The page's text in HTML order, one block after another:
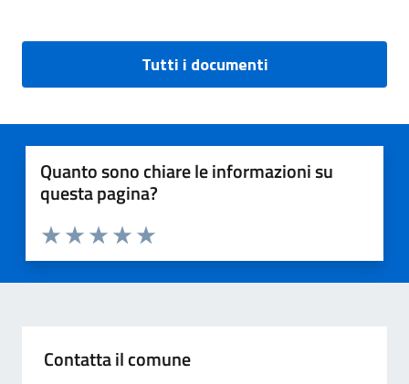
Tutti i documenti
Quanto sono chiare le informazioni su
questa pagina?
Valuta 5 stelle su 5
Valuta 4 stelle su 5
Valuta 3 stelle su 5
Valuta 2 stelle su 5
Valuta 1 stelle su 5
Contatta il comune